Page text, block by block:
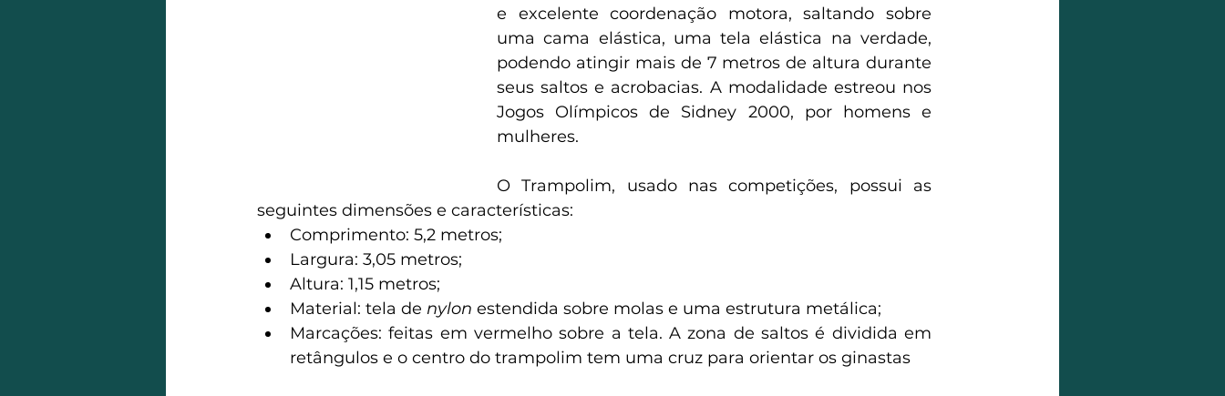
e excelente coordenação motora, saltando sobre
uma cama elástica, uma tela elástica na verdade,
podendo atingir mais de 7 metros de altura durante
seus saltos e acrobacias. A modalidade estreou nos
Jogos Olímpicos de Sidney 2000, por homens e
mulheres.
O Trampolim, usado nas competições, possui as
seguintes dimensões e características:
Comprimento: 5,2 metros;
Largura: 3,05 metros;
Altura: 1,15 metros;
Material: tela de nylon estendida sobre molas e uma estrutura metálica;
Marcações: feitas em vermelho sobre a tela. A zona de saltos é dividida em
retângulos e o centro do trampolim tem uma cruz para orientar os ginastas